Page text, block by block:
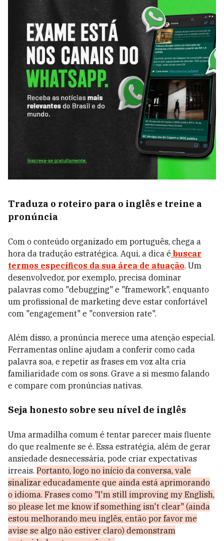
Traduza o roteiro para o inglês e treine a
pronúncia
Com o conteúdo organizado em português, chega a
hora da tradução estratégica. Aqui, a dica é buscar
termos específicos da sua área de atuação. Um
desenvolvedor, por exemplo, precisa dominar
palavras como "debugging" e "framework", enquanto
um profissional de marketing deve estar confortável
com "engagement" e "conversion rate".
Além disso, a pronúncia merece uma atenção especial.
Ferramentas online ajudam a conferir como cada
palavra soa, e repetir as frases em voz alta cria
familiaridade com os sons. Grave a si mesmo falando
e compare com pronúncias nativas.
Seja honesto sobre seu nível de inglês
Uma armadilha comum é tentar parecer mais fluente
do que realmente se é. Essa estratégia, além de gerar
ansiedade desnecessária, pode criar expectativas
irreais. Portanto, logo no início da conversa, vale
sinalizar educadamente que ainda está aprimorando
o idioma. Frases como "I'm still improving my English,
so please let me know if something isn't clear" (ainda
estou melhorando meu inglês, então por favor me
avise se algo não estiver claro) demonstram